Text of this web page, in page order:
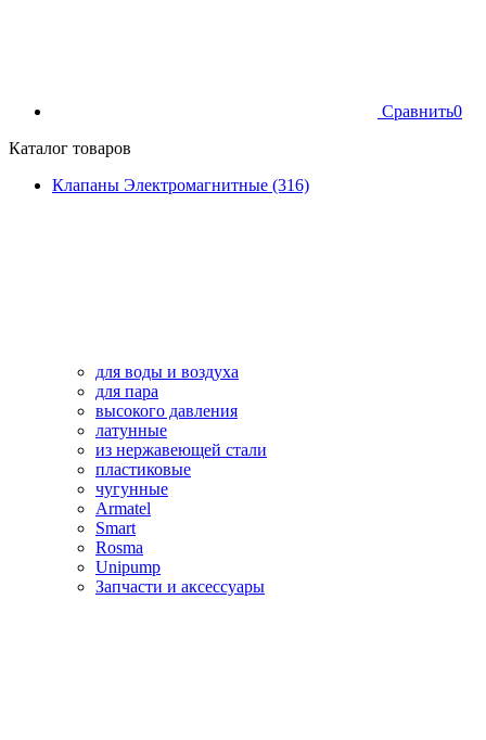
Сравнить0
Каталог товаров
Клапаны Электромагнитные (316)
для воды и воздуха
для пара
высокого давления
латунные
из нержавеющей стали
пластиковые
чугунные
Armatel
Smart
Rosma
Unipump
Запчасти и аксессуары